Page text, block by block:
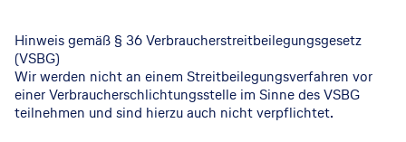
Hinweis gemäß § 36 Verbraucherstreitbeilegungsgesetz
(VSBG)
Wir werden nicht an einem Streitbeilegungsverfahren vor
einer Verbraucherschlichtungsstelle im Sinne des VSBG
teilnehmen und sind hierzu auch nicht verpflichtet.